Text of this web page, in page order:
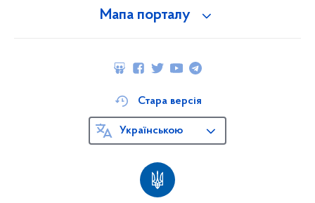
Мапа порталу
Стара версія
Українською